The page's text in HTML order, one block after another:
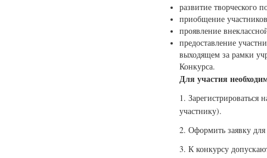
развитие творческого
приобщение
проявление
предоставление
выходящем за рамки
Конкурса.
Для участия
1.
участнику).
2. Оформить заявку для
3. К конкурсу